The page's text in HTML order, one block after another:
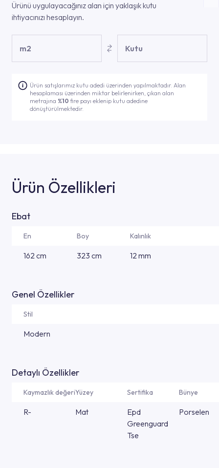
Ürünü uygulayacağınız alan için yaklaşık kutu
ihtiyacınızı hesaplayın.
m2 Kutu
Ürün satışlarımız kutu adedi üzerinden yapılmaktadır. Alan
hesaplaması üzerinden miktar belirlenirken, çıkan alan
metrajına %10fire payı eklenip kutu adedine
dönüştürülmektedir.
Ürün Özellikleri
Ebat
En Boy Kalınlık
162 cm 323 cm 12 mm
Genel Özellikler
Stil
Modern
Detaylı Özellikler
Kaymazlık değeriYüzey Sertifika Bünye
R- Mat
Epd
Greenguard
Tse
Porselen